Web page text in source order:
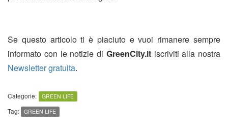
Se questo articolo ti è piaciuto e vuoi rimanere sempre
informato con le notizie di GreenCity.itiscriviti alla nostra
Newsletter gratuita.
Categorie: GREEN LIFE
Tag: GREEN LIFE